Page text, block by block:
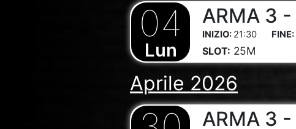
04
Lun
ARMA 3
21:30
SLOT: 25M
Aprile 2026
ARMA 3